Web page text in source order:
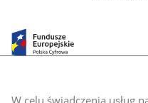
W celu świadczenia usług